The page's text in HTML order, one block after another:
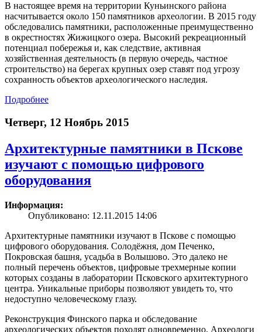
В настоящее время на территории Куньинского района
насчитывается около 150 памятников археологии. В 2015 году
обследовались памятники, расположенные преимущественно
в окрестностях Жижицкого озера. Высокий рекреационный
потенциал побережья и, как следствие, активная
хозяйственная деятельность (в первую очередь, частное
строительство) на берегах крупных озер ставят под угрозу
сохранность объектов археологического наследия.
Подробнее
Четверг, 12 Ноябрь 2015
Архитектурные памятники в Пскове
изучают с помощью цифрового
оборудования
Информация:
Опубликовано: 12.11.2015 14:06
Архитектурные памятники изучают в Пскове с помощью
цифрового оборудования. Солодёжня, дом Печенко,
Покровская башня, усадьба в Волышово. Это далеко не
полный перечень объектов, цифровые трехмерные копии
которых созданы в лаборатории Псковского архитектурного
центра. Уникальные приборы позволяют увидеть то, что
недоступно человеческому глазу.
Реконструкция Финского парка и обследование
археологических объектов походят одновременно. Археологи